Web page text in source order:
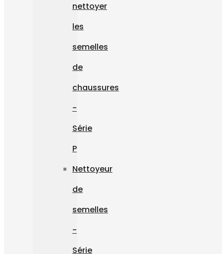
nettoyer
les
semelles
de
chaussures
-
Série
P
Nettoyeur
de
semelles
-
Série